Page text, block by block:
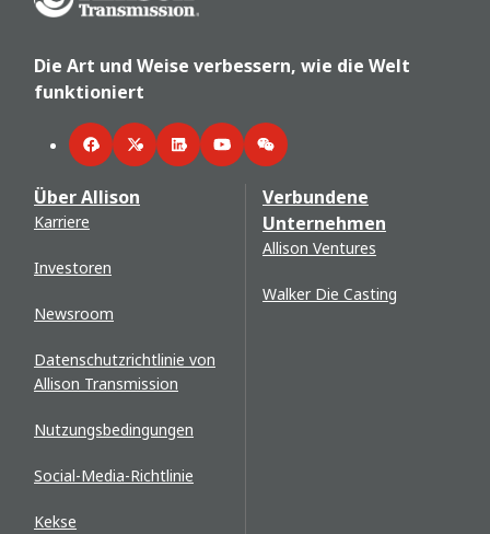
Die Art und Weise verbessern, wie die Welt
funktioniert
FacebookTwitterLinkedInYouTubeWeChat
Über Allison
Karriere
Investoren
Newsroom
Datenschutzrichtlinie von
Allison Transmission
Nutzungsbedingungen
Social-Media-Richtlinie
Kekse
Verbundene
Unternehmen
Allison Ventures
Walker Die Casting